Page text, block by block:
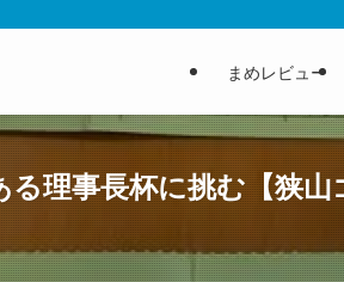
まめレビュー
理事長杯に挑む【狭